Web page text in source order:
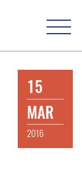
15
MAR
2016